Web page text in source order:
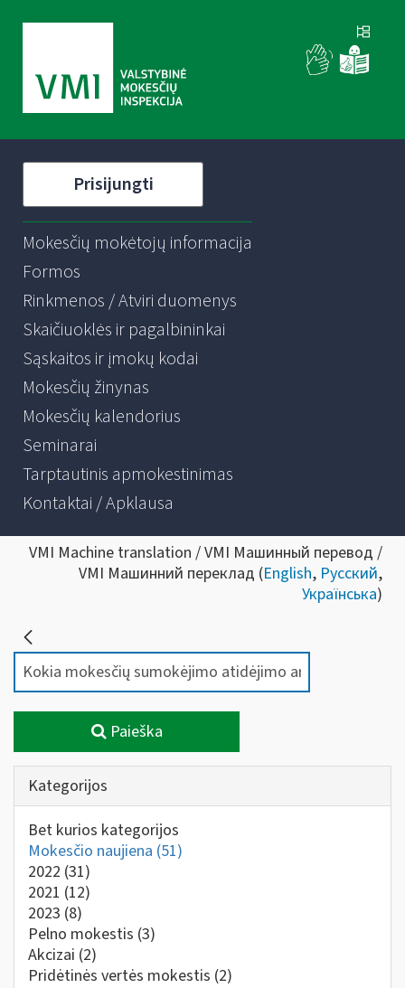
Prisijungti
Mokesčių mokėtojų informacija
Formos
Rinkmenos / Atviri duomenys
Skaičiuoklės ir pagalbininkai
Sąskaitos ir įmokų kodai
Mokesčių žinynas
Mokesčių kalendorius
Seminarai
Tarptautinis apmokestinimas
Kontaktai / Apklausa
VMI Machine translation / VMI Машинный перевод /
VMI Машинний переклад (English, Русский,
Українська)
Paieška
Kategorijos
Bet kurios kategorijos
Mokesčio naujiena (51)
2022 (31)
2021 (12)
2023 (8)
Pelno mokestis (3)
Akcizai (2)
Pridėtinės vertės mokestis (2)